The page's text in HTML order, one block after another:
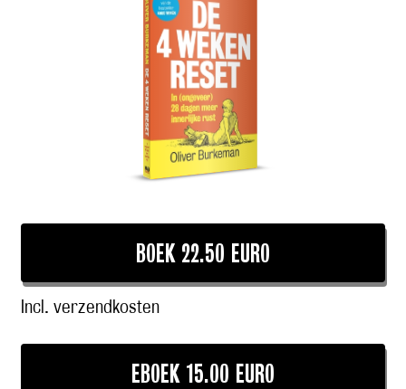
BOEK 22.50 EURO
Incl. verzendkosten
EBOEK 15.00 EURO